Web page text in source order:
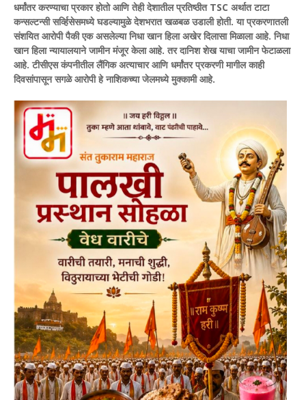
धर्मांतर करण्याचा प्रकार होतो आणि तेही देशातील प्रतिष्ठीत TSC अर्थात टाटा
कन्सल्टन्सी सर्व्हिसेसमध्ये घडल्यामुळे देशभरात खळबळ उडाली होती. या प्रकरणातली
संशयित आरोपी पैकी एक असलेल्या निधा खान हिला अखेर दिलासा मिळाला आहे. निधा
खान हिला न्यायालयाने जामीन मंजूर केला आहे. तर दानिश शेख याचा जामीन फेटाळला
आहे. टीसीएस कंपनीतील लैंगिक अत्याचार आणि धर्मांतर प्रकरणी मागील काही
दिवसांपासून सगळे आरोपी हे नाशिकच्या जेलमध्ये मुक्कामी आहे.